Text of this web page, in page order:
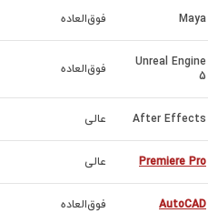
Maya فوق‌العاده
Unreal Engine
5
فوق‌العاده
After Effects عالی
Premiere Pro عالی
AutoCAD فوق‌العاده